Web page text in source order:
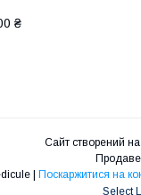
₴
Сайт створений на
redicule | Поскаржитися на
Select